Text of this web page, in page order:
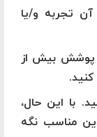
تجربه و/یا
پوشش بیش از
با این حال،
مناسب نگه